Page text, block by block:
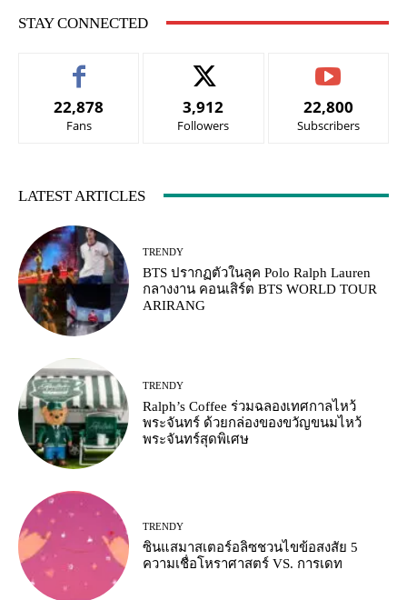
STAY CONNECTED
22,878
Fans
3,912
Followers
22,800
Subscribers
LATEST ARTICLES
TRENDY
BTS ปรากฏตัวในลุค Polo Ralph Lauren
กลางงาน คอนเสิร์ต BTS WORLD TOUR
ARIRANG
TRENDY
Ralph’s Coffee ร่วมฉลองเทศกาลไหว้
พระจันทร์ ด้วยกล่องของขวัญขนมไหว้
พระจันทร์สุดพิเศษ
TRENDY
ซินแสมาสเตอร์อลิซชวนไขข้อสงสัย 5
ความเชื่อโหราศาสตร์ VS. การเดท